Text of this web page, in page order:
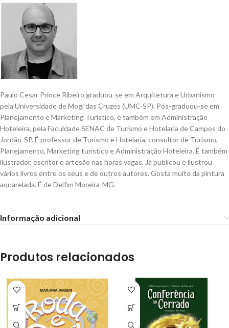
Paulo Cesar Prince Ribeiro graduou-se em Arquitetura e Urbanismo
pela Universidade de Mogi das Cruzes (UMC-SP). Pós-graduou-se em
Planejamento e Marketing Turístico, e também em Administração
Hoteleira, pela Faculdade SENAC de Turismo e Hotelaria de Campos do
Jordão-SP. É professor de Turismo e Hotelaria, consultor de Turismo,
Planejamento, Marketing turístico e Administração Hoteleira. É também
ilustrador, escritor e artesão nas horas vagas. Já publicou e ilustrou
vários livros entre os seus e de outros autores. Gosta muito da pintura
aquarelada. É de Delfim Moreira-MG.
Informação adicional
Produtos relacionados